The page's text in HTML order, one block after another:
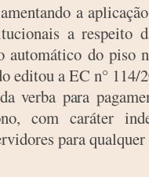
a
a respeito
automático do piso
editou a EC n° 114/
verba para
com caráter
para